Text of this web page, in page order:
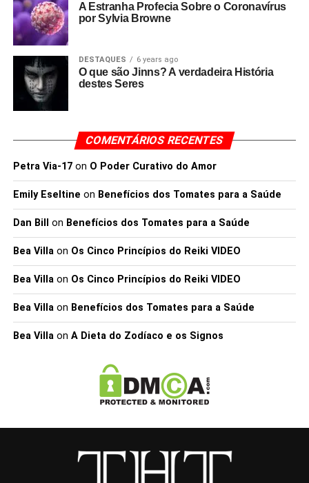
A Estranha Profecia Sobre o Coronavírus
por Sylvia Browne
DESTAQUES 6 years ago
O que são Jinns? A verdadeira História
destes Seres
COMENTÁRIOS RECENTES
Petra Via-17on O Poder Curativo do Amor
Emily Eseltine on Benefícios dos Tomates para a Saúde
Dan Bill on Benefícios dos Tomates para a Saúde
Bea Villaon Os Cinco Princípios do Reiki VIDEO
Bea Villaon Os Cinco Princípios do Reiki VIDEO
Bea Villaon Benefícios dos Tomates para a Saúde
Bea Villaon A Dieta do Zodíaco e os Signos